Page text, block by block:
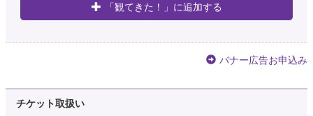
「観てきた！」に追加する
バナー広告お申込み
チケット取扱い